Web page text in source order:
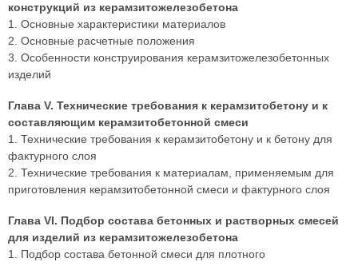
конструкций из керамзитожелезобетона
1. Основные характеристики материалов
2. Основные расчетные положения
3. Особенности конструирования керамзитожелезобетонных
изделий
Глава V. Технические требования к керамзитобетону и к
составляющим керамзитобетонной смеси
1. Технические требования к керамзитобетону и к бетону для
фактурного слоя
2. Технические требования к материалам, применяемым для
приготовления керамзитобетонной смеси и фактурного слоя
Глава VI. Подбор состава бетонных и растворных смесей
для изделий из керамзитожелезобетона
1. Подбор состава бетонной смеси для плотного